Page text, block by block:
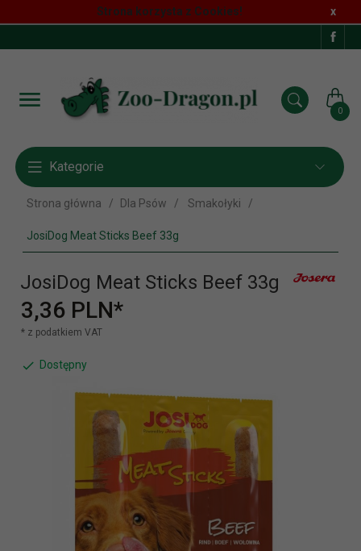
Strona korzysta z Cookies! x
0
Kategorie
Strona główna Dla Psów Smakołyki
JosiDog Meat Sticks Beef 33g
JosiDog Meat Sticks Beef 33g
3,36 PLN*
* z podatkiem VAT
Dostępny